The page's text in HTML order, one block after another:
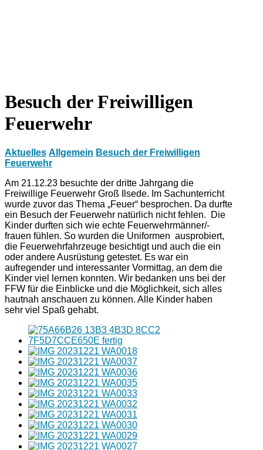
Besuch der Freiwilligen
Feuerwehr
Aktuelles Allgemein Besuch der Freiwilligen
Feuerwehr
Am 21.12.23 besuchte der dritte Jahrgang die
Freiwillige Feuerwehr Groß Ilsede. Im Sachunterricht
wurde zuvor das Thema „Feuer“ besprochen. Da durfte
ein Besuch der Feuerwehr natürlich nicht fehlen. Die
Kinder durften sich wie echte Feuerwehrmänner/-
frauen fühlen. So wurden die Uniformen ausprobiert,
die Feuerwehrfahrzeuge besichtigt und auch die ein
oder andere Ausrüstung getestet. Es war ein
aufregender und interessanter Vormittag, an dem die
Kinder viel lernen konnten. Wir bedanken uns bei der
FFW für die Einblicke und die Möglichkeit, sich alles
hautnah anschauen zu können. Alle Kinder haben
sehr viel Spaß gehabt.